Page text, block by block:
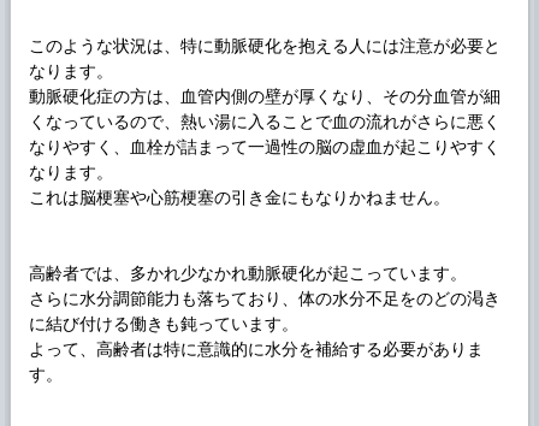
このような状況は、特に動脈硬化を抱える人には注意が必要と
なります。
動脈硬化症の方は、血管内側の壁が厚くなり、その分血管が細
くなっているので、熱い湯に入ることで血の流れがさらに悪く
なりやすく、血栓が詰まって一過性の脳の虚血が起こりやすく
なります。
これは脳梗塞や心筋梗塞の引き金にもなりかねません。
高齢者では、多かれ少なかれ動脈硬化が起こっています。
さらに水分調節能力も落ちており、体の水分不足をのどの渇き
に結び付ける働きも鈍っています。
よって、高齢者は特に意識的に水分を補給する必要がありま
す。